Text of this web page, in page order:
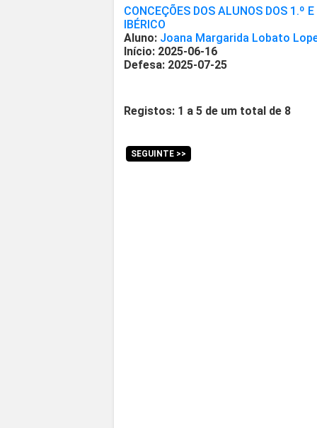
CONCEÇÕES DOS ALUNOS DOS 1.º
IBÉRICO
Aluno: Joana Margarida Lobato
Início: 2025-06-16
Defesa: 2025-07-25
Registos: 1 a 5 de um total de 8